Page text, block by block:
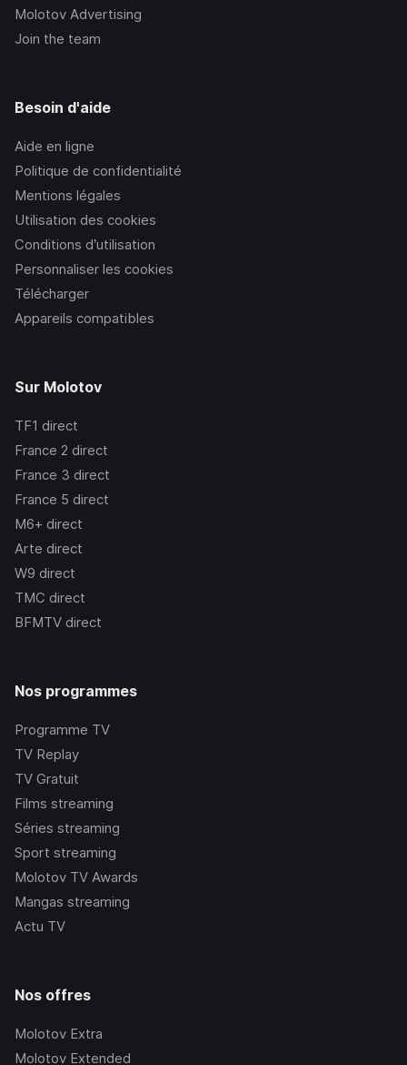
Molotov Advertising
Join the team
Besoin d'aide
Aide en ligne
Politique de confidentialité
Mentions légales
Utilisation des cookies
Conditions d’utilisation
Personnaliser les cookies
Télécharger
Appareils compatibles
Sur Molotov
TF1 direct
France 2 direct
France 3 direct
France 5 direct
M6+ direct
Arte direct
W9 direct
TMC direct
BFMTV direct
Nos programmes
Programme TV
TV Replay
TV Gratuit
Films streaming
Séries streaming
Sport streaming
Molotov TV Awards
Mangas streaming
Actu TV
Nos offres
Molotov Extra
Molotov Extended